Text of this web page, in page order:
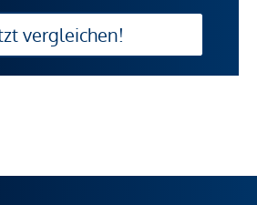
vergleichen!